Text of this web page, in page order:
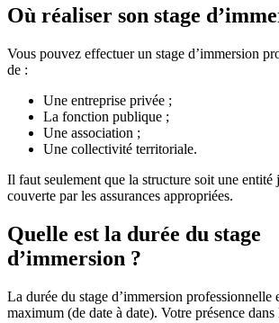
Où réaliser son stage
Vous pouvez effectuer un stage d’immersion
de :
Une entreprise privée ;
La fonction publique ;
Une association ;
Une collectivité territoriale.
Il faut seulement que la structure soit une entité
couverte par les assurances appropriées.
Quelle est la durée du stage
d’immersion ?
La durée du stage d’immersion professionnelle
maximum (de date à date). Votre présence dans